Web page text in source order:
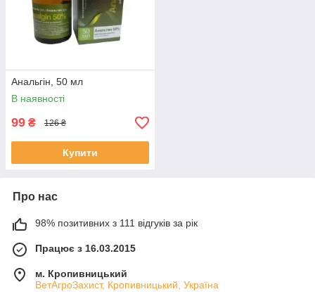
Анальгін, 50 мл
В наявності
99 ₴ 126 ₴
Купити
Про нас
98% позитивних з 111 відгуків за рік
Працює з 16.03.2015
м. Кропивницький
ВетАгроЗахист, Кропивницький, Україна